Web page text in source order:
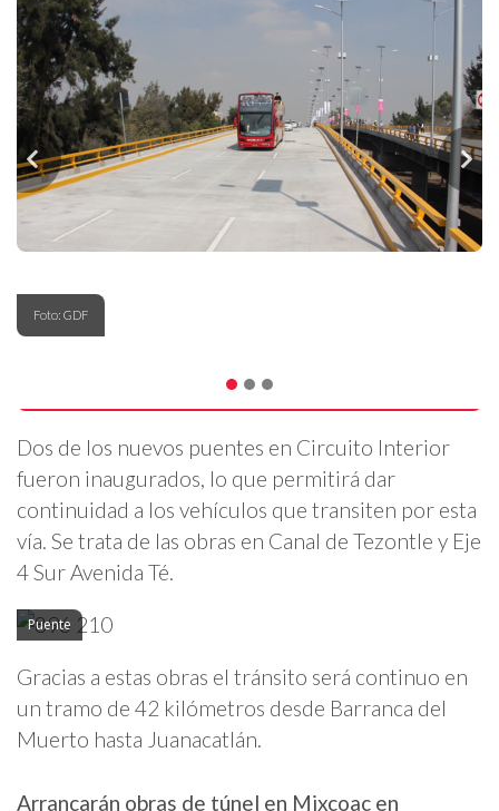
Foto: GDF
Dos de los nuevos puentes en Circuito Interior
fueron inaugurados, lo que permitirá dar
continuidad a los vehículos que transiten por esta
vía. Se trata de las obras en Canal de Tezontle y Eje
4 Sur Avenida Té.
Puente
Gracias a estas obras el tránsito será continuo en
un tramo de 42 kilómetros desde Barranca del
Muerto hasta Juanacatlán.
Arrancarán obras de túnel en Mixcoac en